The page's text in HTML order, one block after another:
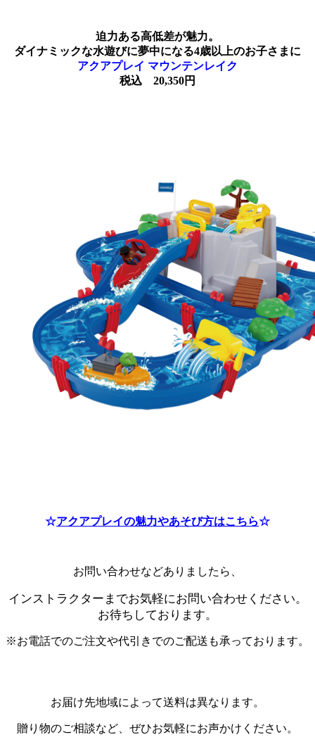
迫力ある高低差が魅力。
ダイナミックな水遊びに夢中になる4歳以上のお子さまに
アクアプレイ マウンテンレイク
税込 20,350円
☆アクアプレイの魅力やあそび方はこちら☆
お問い合わせなどありましたら、
インストラクターまでお気軽にお問い合わせください。
お待ちしております。
※お電話でのご注文や代引きでのご配送も承っております。
お届け先地域によって送料は異なります。
贈り物のご相談など、ぜひお気軽にお声かけください。